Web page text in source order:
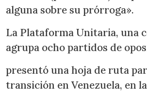
alguna sobre su prórroga».
La Plataforma Unitaria, una
agrupa ocho partidos de
presentó una hoja de ruta
transición en Venezuela, en